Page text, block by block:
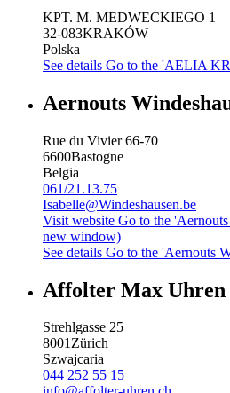
KPT. M. MEDWECKIEGO 1
32-083KRAKÓW
Polska
See details Go to the 'AELIA
Aernouts
Rue du Vivier 66-70
6600Bastogne
Belgia
061/21.13.75
Isabelle@Windeshausen.be
Visit website Go to the
new window)
See details Go to the 'Aernouts
Affolter Max
Strehlgasse 25
8001Zürich
Szwajcaria
044 252 55 15